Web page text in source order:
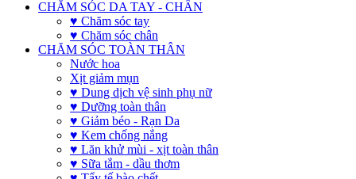
CHĂM SÓC DA TAY - CHÂN
♥ Chăm sóc tay
♥ Chăm sóc chân
CHĂM SÓC TOÀN THÂN
Nước hoa
Xịt giảm mụn
♥ Dung dịch vệ sinh phụ nữ
♥ Dưỡng toàn thân
♥ Giảm béo - Rạn Da
♥ Kem chống nắng
♥ Lăn khử mùi - xịt toàn thân
♥ Sữa tắm - dầu thơm